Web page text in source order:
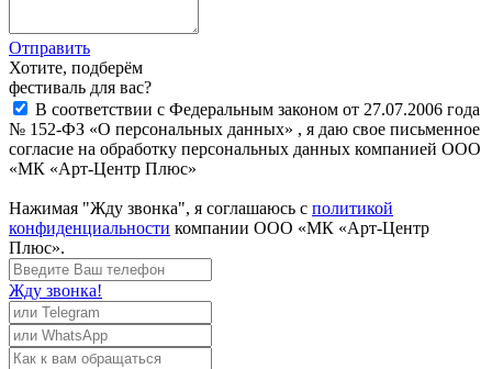
Отправить
Хотите, подберём
фестиваль для вас?
В соответствии с Федеральным законом от 27.07.2006 года
№ 152-ФЗ «О персональных данных» , я даю свое письменное
согласие на обработку персональных данных компанией ООО
«МК «Арт-Центр Плюс»
Нажимая "Жду звонка", я соглашаюсь с политикой
конфиденциальности компании ООО «МК «Арт-Центр
Плюс».
Жду звонка!